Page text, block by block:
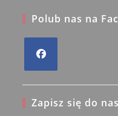
Polub nas na
a Zapisz się do